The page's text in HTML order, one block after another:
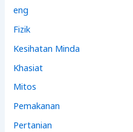
eng
Fizik
Kesihatan Minda
Khasiat
Mitos
Pemakanan
Pertanian